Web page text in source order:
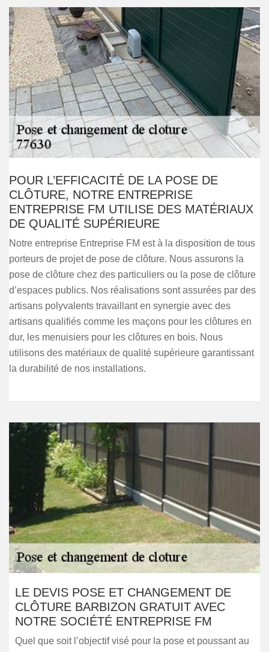
POUR L’EFFICACITÉ DE LA POSE DE
CLÔTURE, NOTRE ENTREPRISE
ENTREPRISE FM UTILISE DES MATÉRIAUX
DE QUALITÉ SUPÉRIEURE
Notre entreprise Entreprise FM est à la disposition de tous
porteurs de projet de pose de clôture. Nous assurons la
pose de clôture chez des particuliers ou la pose de clôture
d’espaces publics. Nos réalisations sont assurées par des
artisans polyvalents travaillant en synergie avec des
artisans qualifiés comme les maçons pour les clôtures en
dur, les menuisiers pour les clôtures en bois. Nous
utilisons des matériaux de qualité supérieure garantissant
la durabilité de nos installations.
LE DEVIS POSE ET CHANGEMENT DE
CLÔTURE BARBIZON GRATUIT AVEC
NOTRE SOCIÉTÉ ENTREPRISE FM
Quel que soit l’objectif visé pour la pose et poussant au